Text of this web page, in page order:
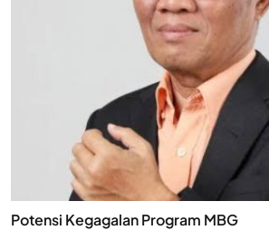
Potensi Kegagalan Program MBG